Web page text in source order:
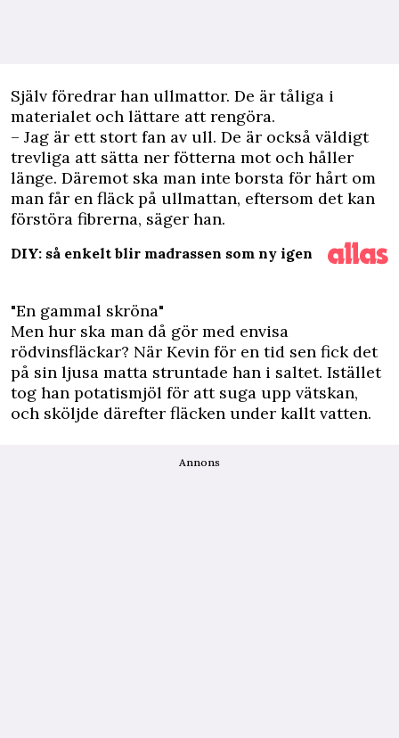
Själv föredrar han ullmattor. De är tåliga i
materialet och lättare att rengöra.
– Jag är ett stort fan av ull. De är också väldigt
trevliga att sätta ner fötterna mot och håller
länge. Däremot ska man inte borsta för hårt om
man får en fläck på ullmattan, eftersom det kan
förstöra fibrerna, säger han.
DIY: så enkelt blir madrassen som ny igen
"En gammal skröna"
Men hur ska man då gör med envisa
rödvinsfläckar? När Kevin för en tid sen fick det
på sin ljusa matta struntade han i saltet. Istället
tog han potatismjöl för att suga upp vätskan,
och sköljde därefter fläcken under kallt vatten.
Annons